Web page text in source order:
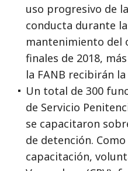
uso progresivo de
conducta durante
mantenimiento del
finales de 2018,
la FANB recibirán
Un total de 300
de Servicio
se capacitaron
de detención.
capacitación,